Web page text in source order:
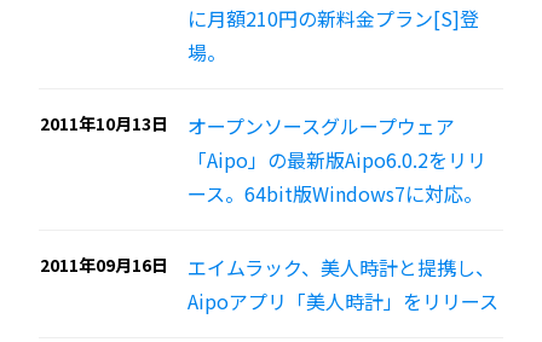
に月額210円の新料金プラン[S]登
場。
2011年10月13日
オープンソースグループウェア
「Aipo」の最新版Aipo6.0.2をリリ
ース。64bit版Windows7に対応。
2011年09月16日
エイムラック、美人時計と提携し、
Aipoアプリ「美人時計」をリリース